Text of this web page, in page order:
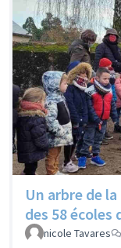
Un arbre de
des 58 écoles
nicole Tavares